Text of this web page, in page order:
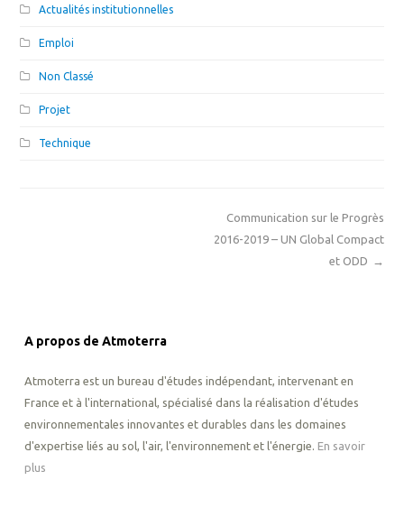
Actualités institutionnelles
Emploi
Non Classé
Projet
Technique
Communication sur le Progrès
2016-2019 – UN Global Compact
et ODD
→
A propos de Atmoterra
Atmoterra est un bureau d'études indépendant, intervenant en
France et à l'international, spécialisé dans la réalisation d'études
environnementales innovantes et durables dans les domaines
d'expertise liés au sol, l'air, l'environnement et l'énergie. En savoir
plus